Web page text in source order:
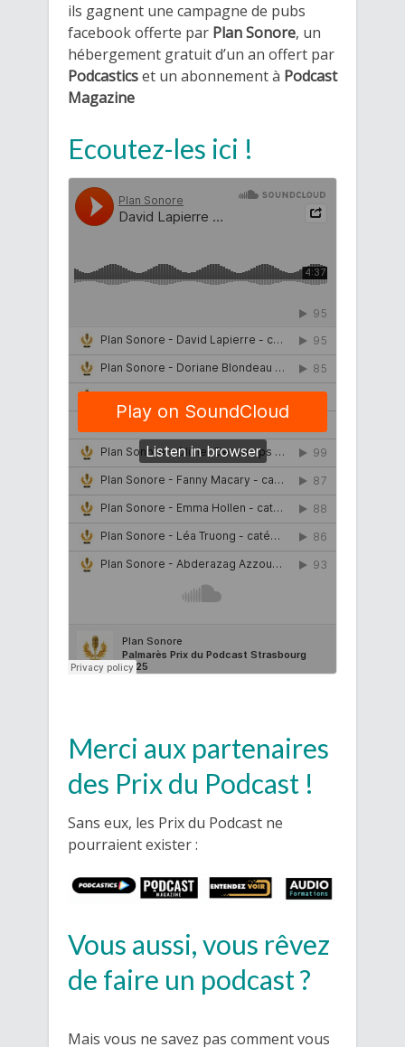
ils gagnent une campagne de pubs
facebook offerte par Plan Sonore, un
hébergement gratuit d’un an offert par
Podcasticset un abonnement à Podcast
Magazine
Ecoutez-les ici !
Merci aux partenaires
des Prix du Podcast !
Sans eux, les Prix du Podcast ne
pourraient exister :
Vous aussi, vous rêvez
de faire un podcast ?
Mais vous ne savez pas comment vous